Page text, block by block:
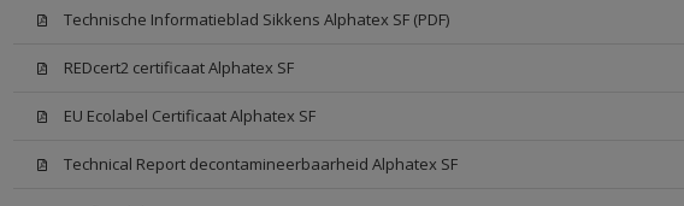
Technische Informatieblad Sikkens Alphatex SF (PDF)
REDcert2 certificaat Alphatex SF
EU Ecolabel Certificaat Alphatex SF
Technical Report decontamineerbaarheid Alphatex SF